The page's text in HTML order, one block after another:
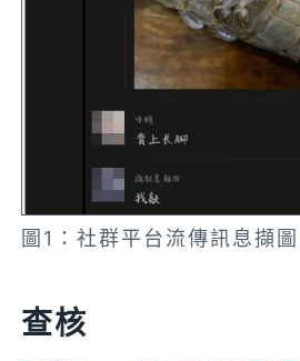
圖1：社群平台流傳訊息擷圖
查核